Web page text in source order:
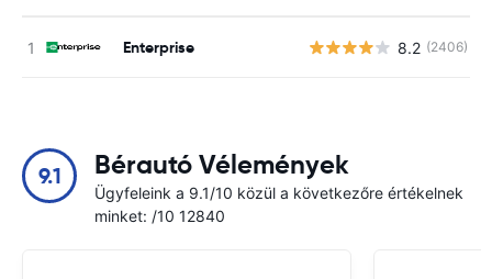
Enterprise 8.2 (2406)
9.1 Bérautó Vélemények
Ügyfeleink a 9.1/10 közül a következőre értékelnek
minket: /10 12840